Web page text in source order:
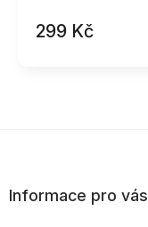
299 Kč
pInformace pro vás